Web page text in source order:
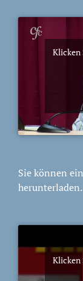
Klicken
Sie können
herunterladen.
Klicken